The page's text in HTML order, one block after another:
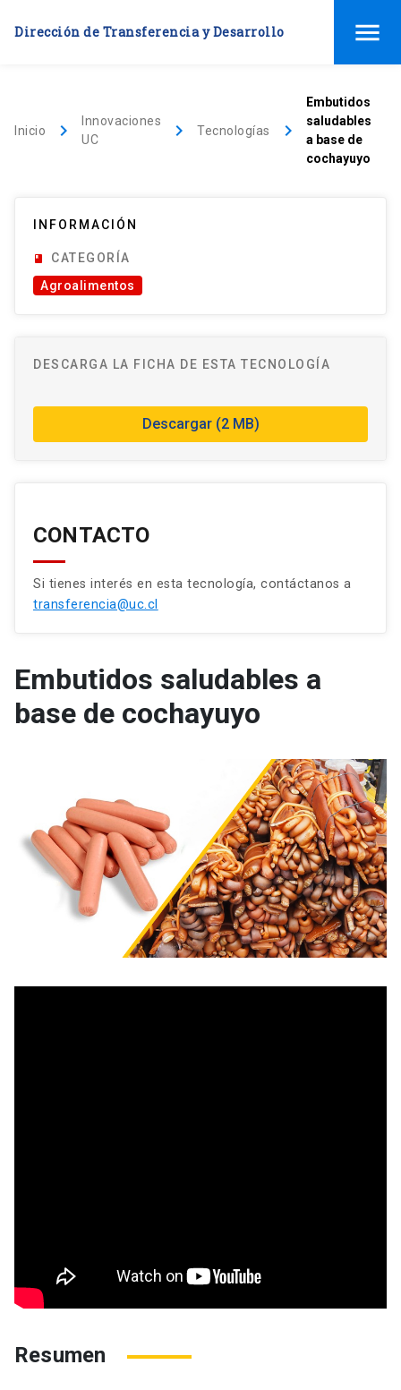
Dirección de Transferencia y Desarrollo menu
Inicio keyboard_arrow_right
Innovaciones
UC
keyboard_arrow_right Tecnologías keyboard_arrow_right
Embutidos
saludables
a base de
cochayuyo
INFORMACIÓN
book
CATEGORÍA
Agroalimentos
DESCARGA LA FICHA DE ESTA TECNOLOGÍA
Descargar (2 MB)
CONTACTO
Si tienes interés en esta tecnología, contáctanos a
transferencia@uc.cl
Embutidos saludables a
base de cochayuyo
Resumen